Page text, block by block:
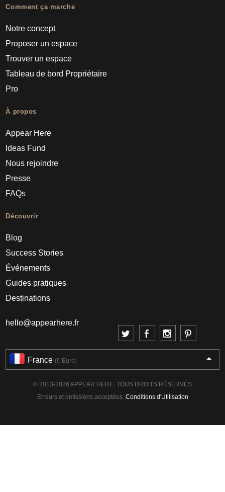
Comment ça marche
Notre concept
Proposer un espace
Trouver un espace
Tableau de bord Propriétaire
Pro
À propos
Appear Here
Ideas Fund
Nous rejoindre
Presse
FAQs
Découvrir
Blog
Success Stories
Événements
Guides pratiques
Destinations
hello@appearhere.fr
France (€ Euro)
© 2013-2026 APPEAR HERE. TOUS DROITS RÉSERVÉS
Erreurs et omissions acceptées. Conditions d'Utilisation